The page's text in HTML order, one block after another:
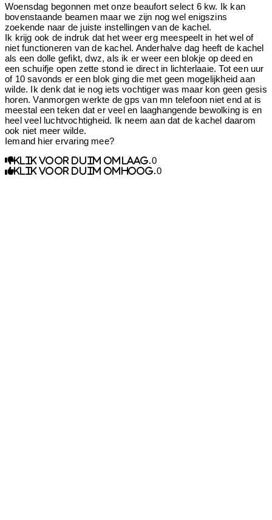
Woensdag begonnen met onze beaufort select 6 kw. Ik kan
bovenstaande beamen maar we zijn nog wel enigszins
zoekende naar de juiste instellingen van de kachel.
Ik krijg ook de indruk dat het weer erg meespeelt in het wel of
niet functioneren van de kachel. Anderhalve dag heeft de kachel
als een dolle gefikt, dwz, als ik er weer een blokje op deed en
een schuifje open zette stond ie direct in lichterlaaie. Tot een uur
of 10 savonds er een blok ging die met geen mogelijkheid aan
wilde. Ik denk dat ie nog iets vochtiger was maar kon geen gesis
horen. Vanmorgen werkte de gps van mn telefoon niet end at is
meestal een teken dat er veel en laaghangende bewolking is en
heel veel luchtvochtigheid. Ik neem aan dat de kachel daarom
ook niet meer wilde.
Iemand hier ervaring mee?
Klik voor duim omlaag. 0
Klik voor duim omhoog. 0